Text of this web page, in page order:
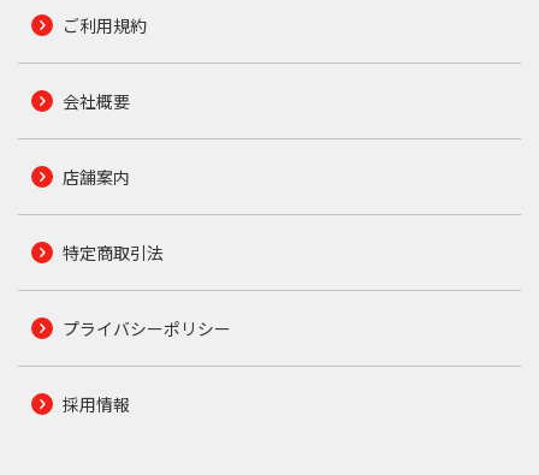
ご利用規約
会社概要
店舗案内
特定商取引法
プライバシーポリシー
採用情報